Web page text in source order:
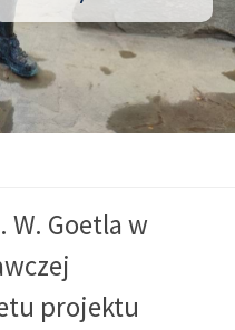
W. Goetla w
projektu